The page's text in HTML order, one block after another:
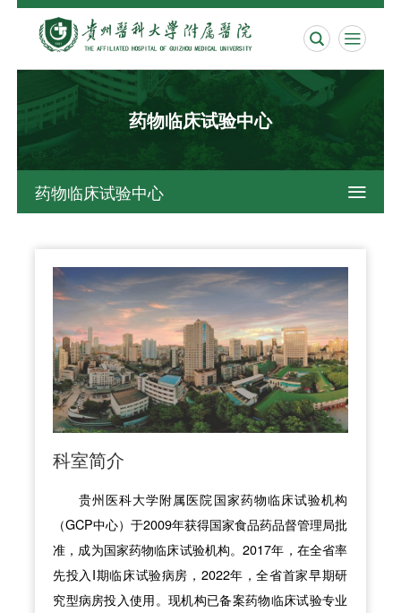
 
药物临床试验中心
药物临床试验中心 
科室简介
贵州医科大学附属医院国家药物临床试验机构
（GCP中心）于2009年获得国家食品药品督管理局批
准，成为国家药物临床试验机构。2017年，在全省率
先投入I期临床试验病房，2022年，全省首家早期研
究型病房投入使用。现机构已备案药物临床试验专业